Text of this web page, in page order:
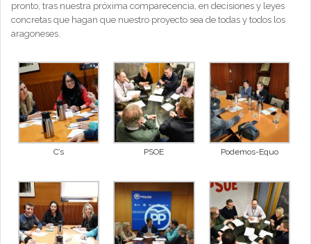
pronto, tras nuestra próxima comparecencia, en decisiones y leyes
concretas que hagan que nuestro proyecto sea de todas y todos los
aragoneses.
C’s PSOE Podemos-Equo